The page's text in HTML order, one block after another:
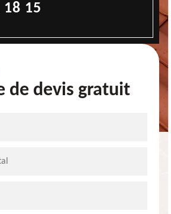
15
de devis gratuit